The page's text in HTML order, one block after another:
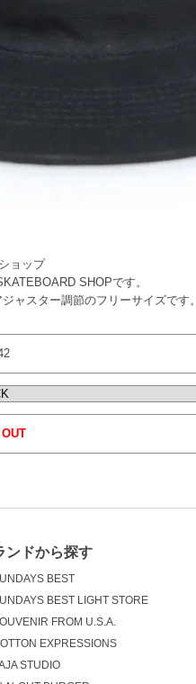
ョップ
SHOPです。
ャスター調節のフリーサイズです。
ンドから探す
BEST
BEST LIGHT STORE
FROM U.S.A.
EXPRESSIONS
STUDIO